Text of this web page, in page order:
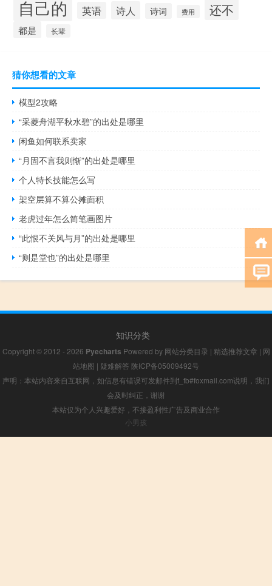
自己的 英语 诗人 诗词 费用 还不
都是 长辈
猜你想看的文章
模型2攻略
“采菱舟湖平秋水碧”的出处是哪里
闲鱼如何联系卖家
“月固不言我则惭”的出处是哪里
个人特长技能怎么写
架空层算不算公摊面积
老虎过年怎么简笔画图片
“此恨不关风与月”的出处是哪里
“则是堂也”的出处是哪里
知识分类
Copyright © 2012 - 2026 Pyecharts Powered by 网站分类目录 | 精选推荐文章 | 网
站地图 | 疑难解答 陕ICP备05009492号
声明：本站内容来自互联网，如信息有错误可发邮件到f_fb#foxmail.com说明，我们
会及时纠正，谢谢
本站仅为个人兴趣爱好，不接盈利性广告及商业合作
小男孩